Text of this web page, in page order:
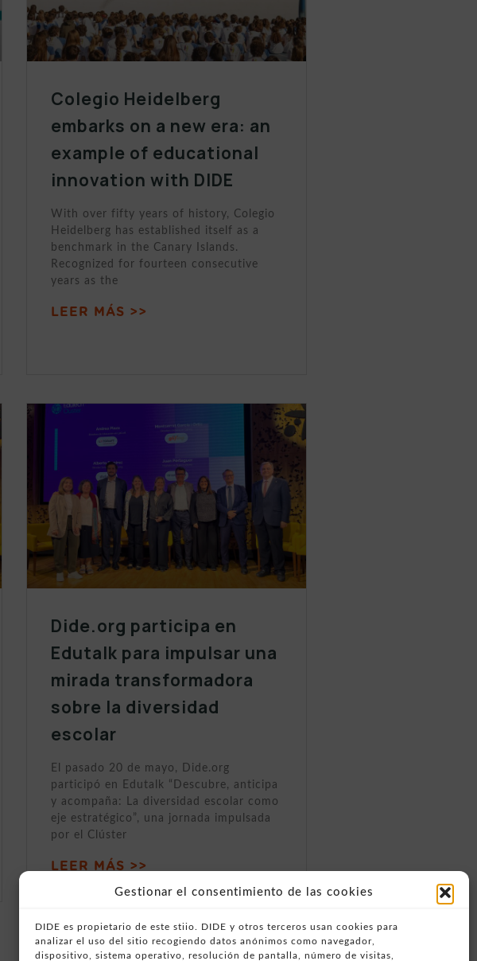
Gestionar el consentimiento de las cookies
DIDE es propietario de este stiio. DIDE y otros terceros usan cookies para
analizar el uso del sitio recogiendo datos anónimos como navegador,
dispositivo, sistema operativo, resolución de pantalla, número de visitas,
Colegio Heidelberg
embarks on a new era: an
example of educational
innovation with DIDE
With over fifty years of history, Colegio
Heidelberg has established itself as a
benchmark in the Canary Islands.
Recognized for fourteen consecutive
years as the
LEER MÁS >>
Dide.org participa en
Edutalk para impulsar una
mirada transformadora
sobre la diversidad
escolar
El pasado 20 de mayo, Dide.org
participó en Edutalk “Descubre, anticipa
y acompaña: La diversidad escolar como
eje estratégico”, una jornada impulsada
por el Clúster
LEER MÁS >>